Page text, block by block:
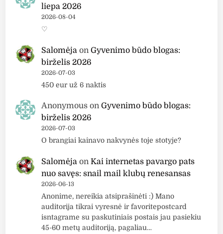
liepa 2026
2026-08-04
♡
Salomėja onGyvenimo būdo blogas:
birželis 2026
2026-07-03
450 eur už 6 naktis
Anonymous onGyvenimo būdo blogas:
birželis 2026
2026-07-03
O brangiai kainavo nakvynės toje stotyje?
Salomėja onKai internetas pavargo pats
nuo savęs: snail mail klubų renesansas
2026-06-13
Anonime, nereikia atsiprašinėti :) Mano
auditorija tikrai vyresnė ir favoritepostcard
isntagrame su paskutiniais postais jau pasiekiu
45-60 metų auditoriją, pagaliau…